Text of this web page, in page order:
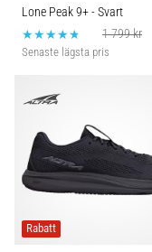
Lone Peak 9+- Svart
1 799 kr
Senaste lägsta pris
Rabatt